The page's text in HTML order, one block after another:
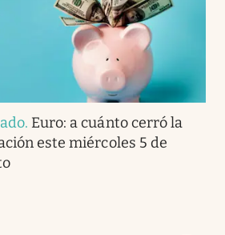
. Euro: a cuánto cerró la
este miércoles 5 de